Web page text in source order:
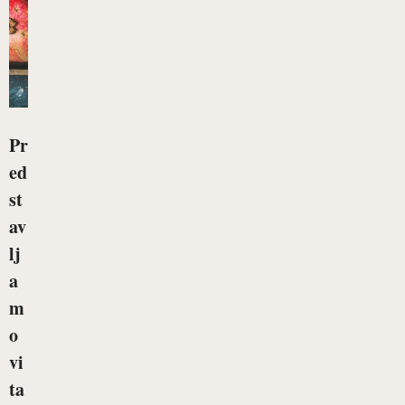
Pr
ed
st
av
lj
a
m
o
vi
ta